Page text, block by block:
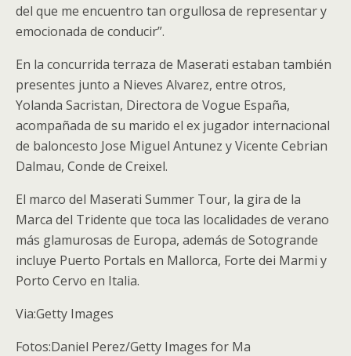
del que me encuentro tan orgullosa de representar y
emocionada de conducir”.
En la concurrida terraza de Maserati estaban también
presentes junto a Nieves Alvarez, entre otros,
Yolanda Sacristan, Directora de Vogue España,
acompañada de su marido el ex jugador internacional
de baloncesto Jose Miguel Antunez y Vicente Cebrian
Dalmau, Conde de Creixel.
El marco del Maserati Summer Tour, la gira de la
Marca del Tridente que toca las localidades de verano
más glamurosas de Europa, además de Sotogrande
incluye Puerto Portals en Mallorca, Forte dei Marmi y
Porto Cervo en Italia.
Via:Getty Images
Fotos:Daniel Perez/Getty Images for Ma